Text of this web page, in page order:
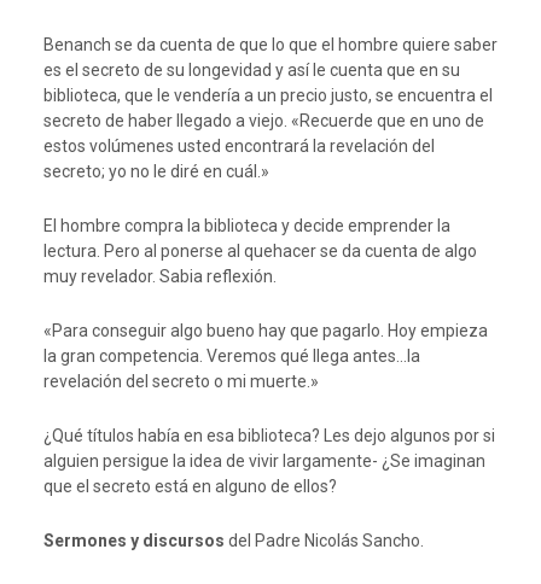
Benanch se da cuenta de que lo que el hombre quiere saber
es el secreto de su longevidad y así le cuenta que en su
biblioteca, que le vendería a un precio justo, se encuentra el
secreto de haber llegado a viejo. «Recuerde que en uno de
estos volúmenes usted encontrará la revelación del
secreto; yo no le diré en cuál.»
El hombre compra la biblioteca y decide emprender la
lectura. Pero al ponerse al quehacer se da cuenta de algo
muy revelador. Sabia reflexión.
«Para conseguir algo bueno hay que pagarlo. Hoy empieza
la gran competencia. Veremos qué llega antes…la
revelación del secreto o mi muerte.»
¿Qué títulos había en esa biblioteca? Les dejo algunos por si
alguien persigue la idea de vivir largamente- ¿Se imaginan
que el secreto está en alguno de ellos?
Sermones y discursos del Padre Nicolás Sancho.